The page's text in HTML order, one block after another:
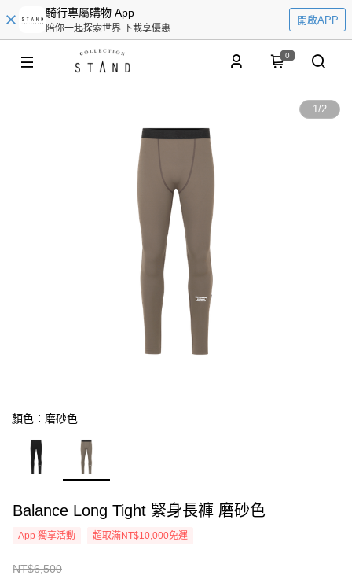
騎行專屬購物 App
陪你一起探索世界 下載享優惠
開啟APP
0
1/2
顏色：磨砂色
Balance Long Tight 緊身長褲 磨砂色
App 獨享活動 超取滿NT$10,000免運
NT$6,500